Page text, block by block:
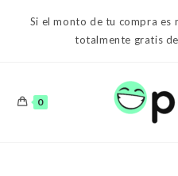
Si el monto de tu compra es
totalmente gratis
0